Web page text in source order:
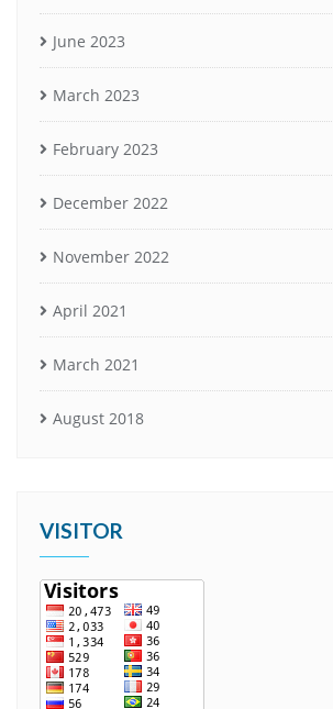
June 2023
March 2023
February 2023
December 2022
November 2022
April 2021
March 2021
August 2018
VISITOR